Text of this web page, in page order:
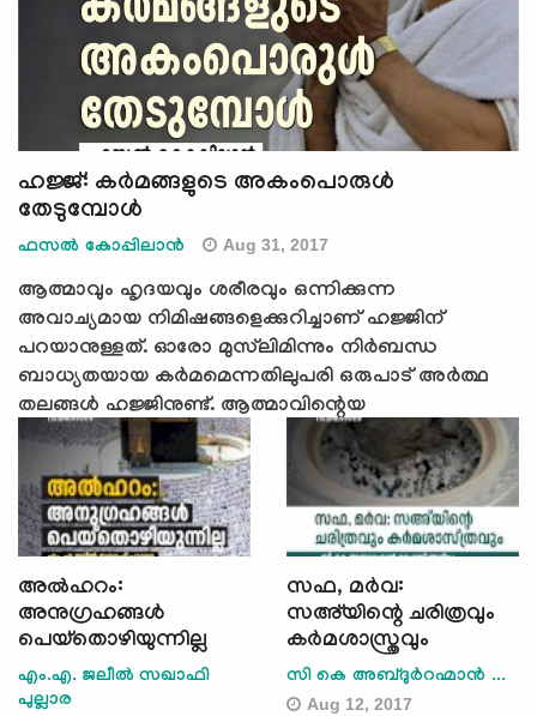
ഹജ്ജ്: കര്‍മങ്ങളുടെ അകംപൊരുള്‍
തേടുമ്പോള്‍
ഫസല്‍ കോപ്പിലാന്‍ Aug 31, 2017
ആത്മാവും ഹൃദയവും ശരീരവും ഒന്നിക്കുന്ന
അവാച്യമായ നിമിഷങ്ങളെക്കുറിച്ചാണ് ഹജ്ജിന്
പറയാനുള്ളത്. ഓരോ മുസ്‌ലിമിന്നും നിര്‍ബന്ധ
ബാധ്യതയായ കര്‍മമെന്നതിലുപരി ഒരുപാട് അര്‍ത്ഥ
തലങ്ങള്‍ ഹജ്ജിനുണ്ട്. ആത്മാവിന്റെയ
അല്‍ഹറം:
അനുഗ്രഹങ്ങള്‍
പെയ്‌തൊഴിയുന്നില്ല
എം.എ. ജലീല്‍ സഖാഫി
പുല്ലാര
സഫ, മര്‍വ:
സഅ്‌യിന്റെ ചരിത്രവും
കര്‍മശാസ്ത്രവും
സി കെ അബ്ദുര്‍റഹ്മാന്‍ ...
Aug 12, 2017